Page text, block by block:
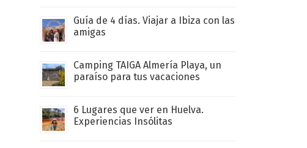
Guía de 4 días. Viajar a Ibiza con las
amigas
Camping TAIGA Almería Playa, un
paraíso para tus vacaciones
6 Lugares que ver en Huelva.
Experiencias Insólitas